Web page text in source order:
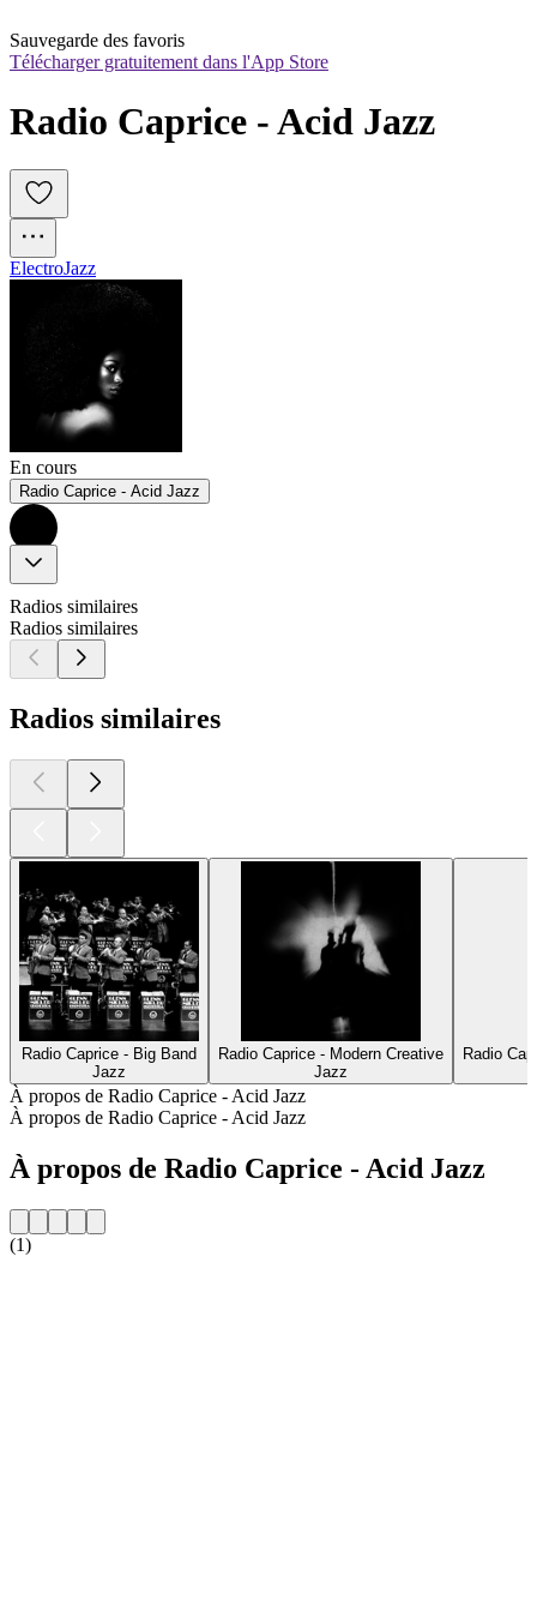
Sauvegarde des favoris
Télécharger gratuitement dans l'App Store
Radio Caprice - Acid Jazz
ElectroJazz
En cours
Radio Caprice - Acid Jazz
Radios similaires
Radios similaires
Radios similaires
Radio Caprice - Big Band
Jazz
Radio Caprice - Modern Creative
Jazz
Radio
À propos de Radio Caprice - Acid Jazz
À propos de Radio Caprice - Acid Jazz
À propos de Radio Caprice - Acid Jazz
(1)